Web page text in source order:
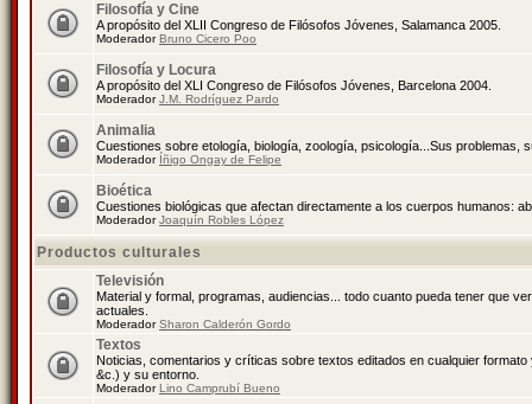
Filosofía y Cine
A propósito del XLII Congreso de Filósofos Jóvenes, Salamanca 2005.
ModeradorBruno Cicero Poo
Filosofía y Locura
A propósito del XLI Congreso de Filósofos Jóvenes, Barcelona 2004.
ModeradorJ.M. Rodríguez Pardo
Animalia
Cuestiones sobre etología, biología, zoología, psicología...Sus problemas,
Moderador Íñigo Ongay de Felipe
Bioética
Cuestiones biológicas que afectan directamente a los cuerpos humanos:
ModeradorJoaquín Robles López
Productos culturales
Televisión
Material y formal, programas, audiencias... todo cuanto pueda tener que
actuales.
ModeradorSharon Calderón Gordo
Textos
Noticias, comentarios y críticas sobre textos editados en cualquier
&c.) y su entorno.
ModeradorLino Camprubí Bueno